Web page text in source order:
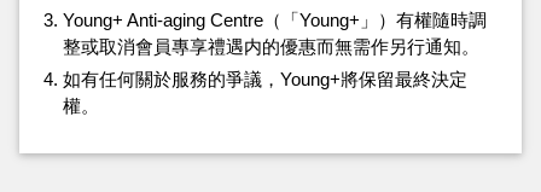
Young+ Anti-aging Centre（「Young+」）有權隨時調
整或取消會員專享禮遇内的優惠而無需作另行通知。
如有任何關於服務的爭議，Young+將保留最終決定
權。